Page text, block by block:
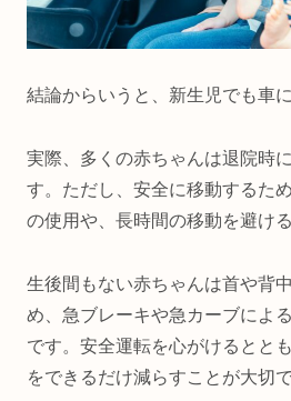
結論からいうと、新生児でも車
実際、多くの赤ちゃんは退院時
す。ただし、安全に移動するた
の使用や、長時間の移動を避け
生後間もない赤ちゃんは首や背
め、急ブレーキや急カーブによ
です。安全運転を心がけるとと
をできるだけ減らすことが大切で